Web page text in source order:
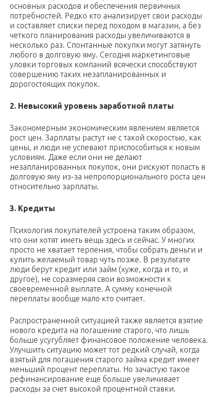
основных расходов и обеспечения первичных
потребностей. Редко кто анализирует свои расходы
и составляет списки перед походом в магазин, а без
четкого планирования расходы увеличиваются в
несколько раз. Спонтанные покупки могут затянуть
любого в долговую яму. Сегодня маркетинговые
уловки торговых компаний всячески способствуют
совершению таких незапланированных и
дорогостоящих покупок.
2. Невысокий уровень заработной платы
Закономерным экономическим явлением является
рост цен. Зарплаты растут не с такой скоростью, как
цены, и люди не успевают приспособиться к новым
условиям. Даже если они не делают
незапланированных покупок, они рискуют попасть в
долговую яму из-за непропорционального роста цен
относительно зарплаты.
3. Кредиты
Психология покупателей устроена таким образом,
что они хотят иметь вещь здесь и сейчас. У многих
просто не хватает терпения, чтобы собрать деньги и
купить желаемый товар чуть позже. В результате
люди берут кредит или займ (хуже, когда и то, и
другое), не соразмеряя свои возможности к
своевременной выплате. А сумму конечной
переплаты вообще мало кто считает.
Распространенной ситуацией также является взятие
нового кредита на погашение старого, что лишь
больше усугубляет финансовое положение человека.
Улучшить ситуацию может тот редкий случай, когда
взятый для погашения старого займа кредит имеет
меньший процент переплаты. Но зачастую такое
рефинансирование еще больше увеличивает
расходы за счет высокой процентной ставки.